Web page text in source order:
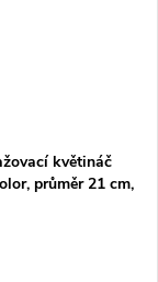
květináč
průměr 21 cm,